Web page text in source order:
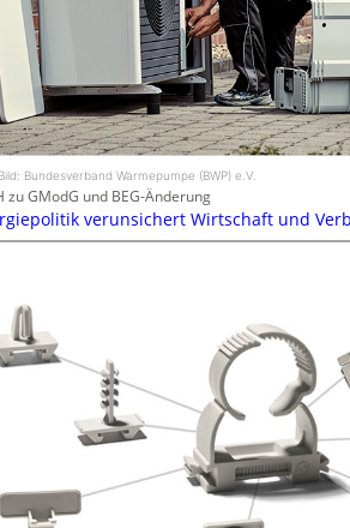
Bundesverband Wärmepumpe (BWP) e.V.
zu GModG und BEG-Änderung
verunsichert Wirtschaft und